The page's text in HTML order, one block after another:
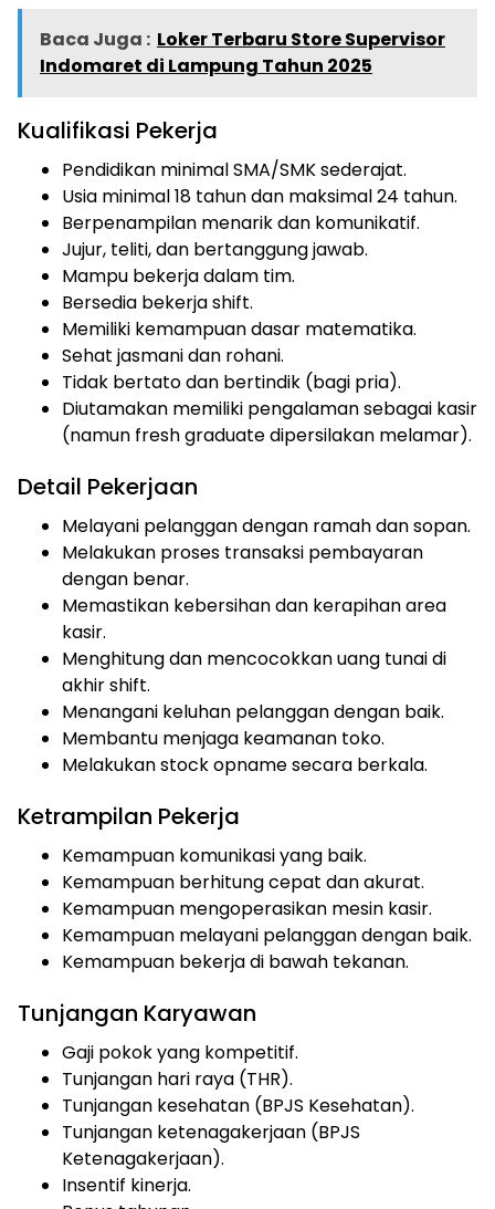
Baca Juga : Loker Terbaru Store Supervisor
Indomaret di Lampung Tahun 2025
Kualifikasi Pekerja
Pendidikan minimal SMA/SMK sederajat.
Usia minimal 18 tahun dan maksimal 24 tahun.
Berpenampilan menarik dan komunikatif.
Jujur, teliti, dan bertanggung jawab.
Mampu bekerja dalam tim.
Bersedia bekerja shift.
Memiliki kemampuan dasar matematika.
Sehat jasmani dan rohani.
Tidak bertato dan bertindik (bagi pria).
Diutamakan memiliki pengalaman sebagai kasir
(namun fresh graduate dipersilakan melamar).
Detail Pekerjaan
Melayani pelanggan dengan ramah dan sopan.
Melakukan proses transaksi pembayaran
dengan benar.
Memastikan kebersihan dan kerapihan area
kasir.
Menghitung dan mencocokkan uang tunai di
akhir shift.
Menangani keluhan pelanggan dengan baik.
Membantu menjaga keamanan toko.
Melakukan stock opname secara berkala.
Ketrampilan Pekerja
Kemampuan komunikasi yang baik.
Kemampuan berhitung cepat dan akurat.
Kemampuan mengoperasikan mesin kasir.
Kemampuan melayani pelanggan dengan baik.
Kemampuan bekerja di bawah tekanan.
Tunjangan Karyawan
Gaji pokok yang kompetitif.
Tunjangan hari raya (THR).
Tunjangan kesehatan (BPJS Kesehatan).
Tunjangan ketenagakerjaan (BPJS
Ketenagakerjaan).
Insentif kinerja.